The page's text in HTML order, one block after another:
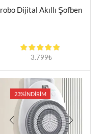
robo Dijital Akıllı Şofben
3.799₺
23%İNDIRIM